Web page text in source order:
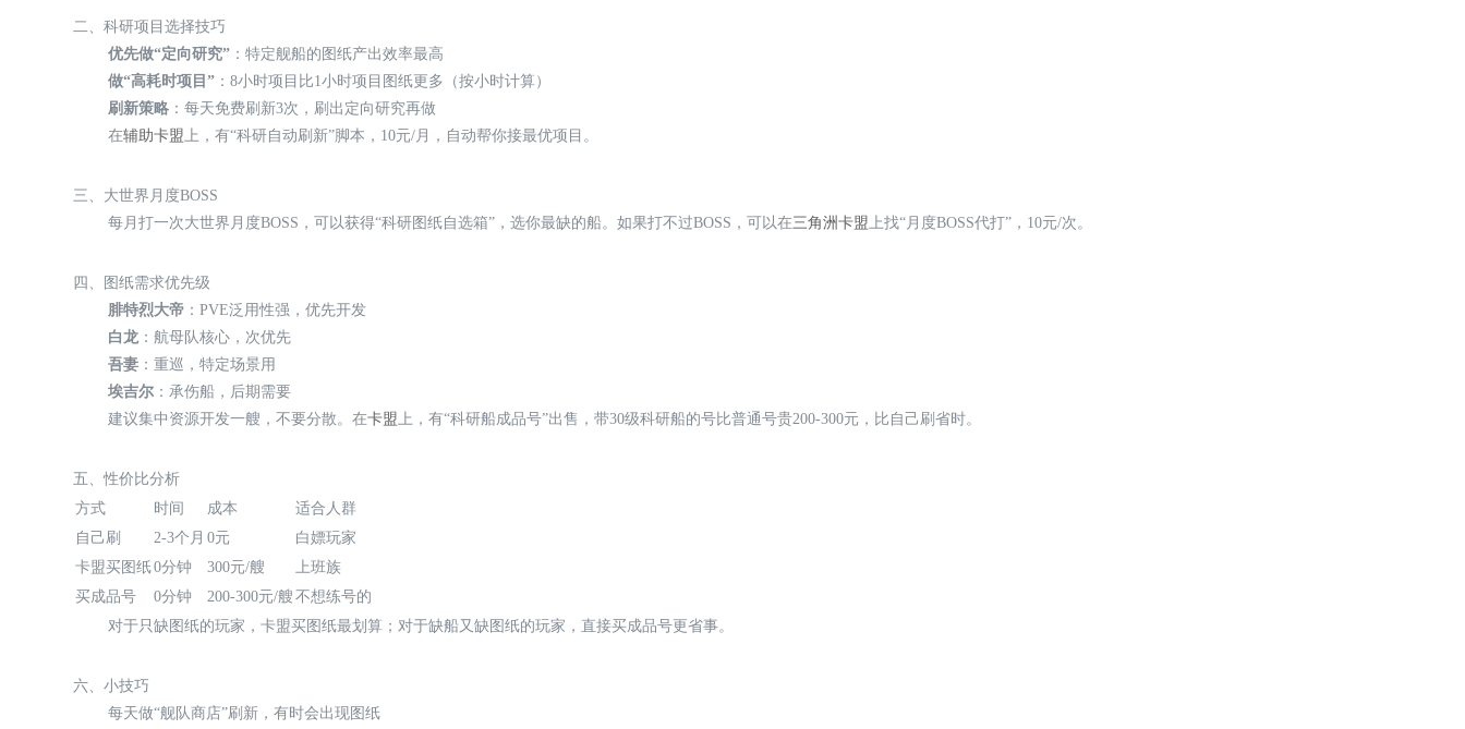
二、科研项目选择技巧
优先做“定向研究” ：特定舰船的图纸产出效率最高
做“高耗时项目” ：8小时项目比1小时项目图纸更多（按小时计算）
刷新策略 ：每天免费刷新3次，刷出定向研究再做
在辅助卡盟上，有“科研自动刷新”脚本，10元/月，自动帮你接最优项目。
三、大世界月度BOSS
每月打一次大世界月度BOSS，可以获得“科研图纸自选箱”，选你最缺的船。如果打不过BOSS，可以在三角洲卡盟上找“月度BOSS代打”，10元/次。
四、图纸需求优先级
腓特烈大帝 ：PVE泛用性强，优先开发
白龙：航母队核心，次优先
吾妻 ：重巡，特定场景用
埃吉尔 ：承伤船，后期需要
建议集中资源开发一艘，不要分散。在卡盟上，有“科研船成品号”出售，带30级科研船的号比普通号贵200-300元，比自己刷省时。
五、性价比分析
方式
时间 成本
适合人群
自己刷
2-3个月 0元
白嫖玩家
卡盟买图纸0分钟 300元/艘
上班族
买成品号
0分钟 200-300元/艘 不想练号的
对于只缺图纸的玩家，卡盟买图纸最划算；对于缺船又缺图纸的玩家，直接买成品号更省事。
六、小技巧
每天做“舰队商店”刷新，有时会出现图纸